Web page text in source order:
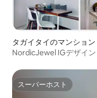
タガイタイのマンショ
NordicJewel IGデザイ
スーパーホスト
スーパーホスト